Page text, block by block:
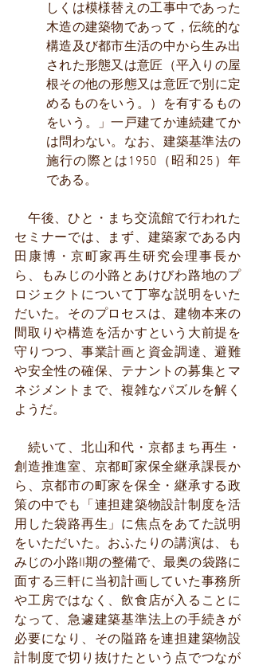
しくは模様替えの工事中であった
木造の建築物であって，伝統的な
構造及び都市生活の中から生み出
された形態又は意匠（平入りの屋
根その他の形態又は意匠で別に定
めるものをいう。）を有するもの
をいう。」一戸建てか連続建てか
は問わない。なお、建築基準法の
施行の際とは1950（昭和25）年
である。
午後、ひと・まち交流館で行われた
セミナーでは、まず、建築家である内
田康博・京町家再生研究会理事長か
ら、もみじの小路とあけびわ路地のプ
ロジェクトについて丁寧な説明をいた
だいた。そのプロセスは、建物本来の
間取りや構造を活かすという大前提を
守りつつ、事業計画と資金調達、避難
や安全性の確保、テナントの募集とマ
ネジメントまで、複雑なパズルを解く
ようだ。
続いて、北山和代・京都まち再生・
創造推進室、京都町家保全継承課長か
ら、京都市の町家を保全・継承する政
策の中でも「連担建築物設計制度を活
用した袋路再生」に焦点をあてた説明
をいただいた。おふたりの講演は、も
みじの小路II期の整備で、最奥の袋路に
面する三軒に当初計画していた事務所
や工房ではなく、飲食店が入ることに
なって、急遽建築基準法上の手続きが
必要になり、その隘路を連担建築物設
計制度で切り抜けたという点でつなが